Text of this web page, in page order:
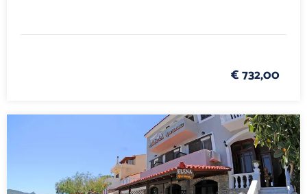
€ 732,00